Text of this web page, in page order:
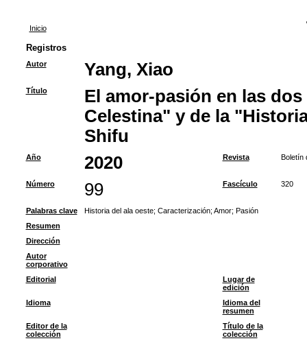
Inicio
Registros
Autor Yang, Xiao
Título
El amor-pasión en las
Celestina" y de la
Shifu
Año 2020 Revista Boletín
Número 99 Fascículo 320
Palabras clave Historia del ala oeste; Caracterización; Amor; Pasión
Resumen
Dirección
Autor
corporativo
Editorial
Lugar de
edición
Idioma
Idioma del
resumen
Editor de la
colección
Título de la
colección